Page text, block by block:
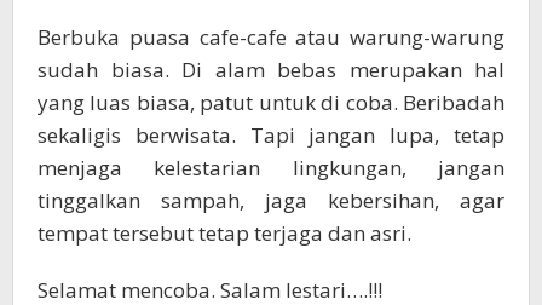
Berbuka puasa cafe-cafe atau warung-warung
sudah biasa. Di alam bebas merupakan hal
yang luas biasa, patut untuk di coba. Beribadah
sekaligis berwisata. Tapi jangan lupa, tetap
menjaga kelestarian lingkungan, jangan
tinggalkan sampah, jaga kebersihan, agar
tempat tersebut tetap terjaga dan asri.
Selamat mencoba. Salam lestari….!!!